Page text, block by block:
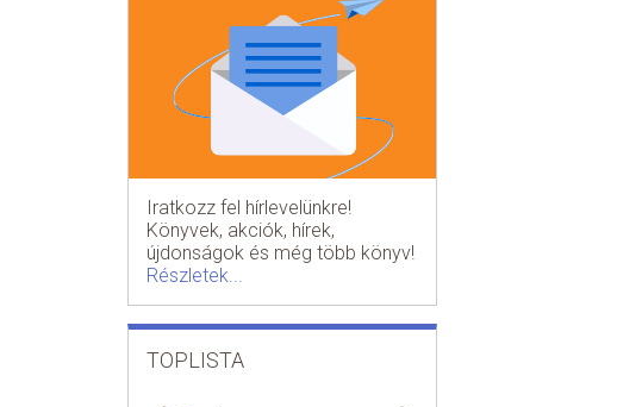
Iratkozz fel hírlevelünkre!
Könyvek, akciók, hírek,
újdonságok és még több könyv!
Részletek...
TOPLISTA